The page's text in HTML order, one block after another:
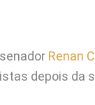
Renan
depois da